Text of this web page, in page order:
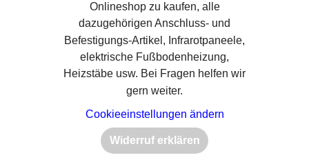
Onlineshop zu kaufen, alle
dazugehörigen Anschluss- und
Befestigungs-Artikel, Infrarotpaneele,
elektrische Fußbodenheizung,
Heizstäbe usw. Bei Fragen helfen wir
gern weiter.
Cookieeinstellungen ändern
Widerruf erklären